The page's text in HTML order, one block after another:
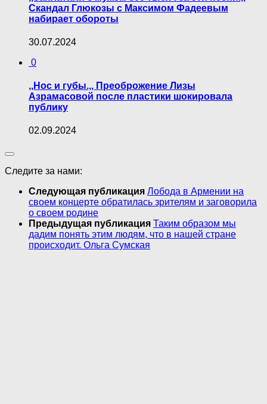
Скандал Глюкозы с Максимом Фадеевым
набирает обороты
30.07.2024
0
,,Нос и губы.,, Преоброжение Лизы
Азрамасовой после пластики шокировала
публику
02.09.2024
Следите за нами:
Следующая публикация Лобода в Армении на
своем концерте обратилась зрителям и заговорила
о своем родине
Предыдущая публикация Таким образом мы
дадим понять этим людям, что в нашей стране
происходит. Ольга Сумская